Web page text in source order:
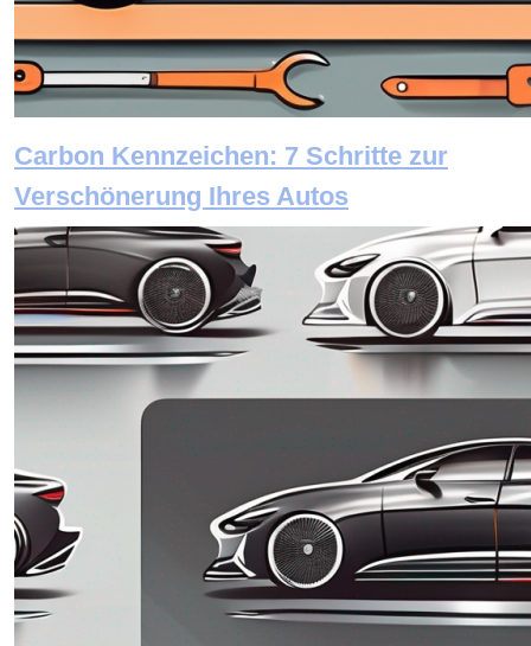
Carbon Kennzeichen: 7 Schritte zur
Verschönerung Ihres Autos